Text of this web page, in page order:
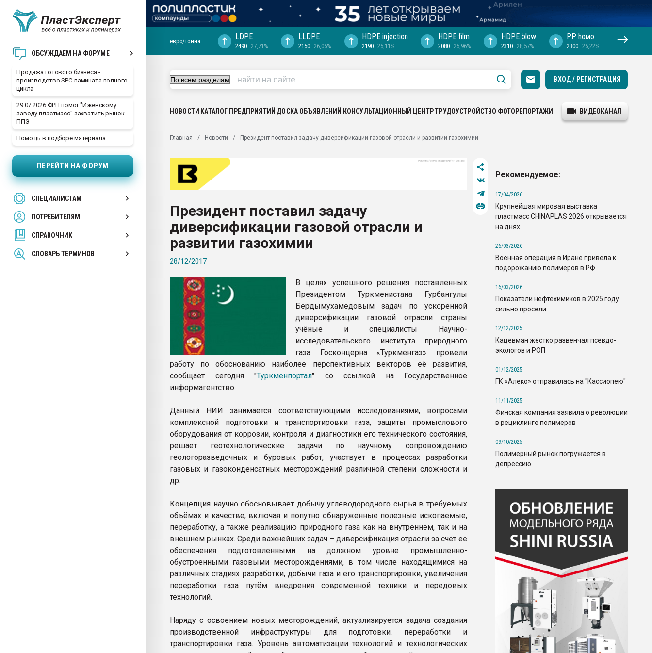
ОБСУЖДАЕМ НА ФОРУМЕ
Продажа готового бизнеса -
производство SPC ламината полного
цикла
29.07.2026 ФРП помог "Ижевскому
заводу пластмасс" захватить рынок
ППЭ
Помощь в подборе материала
ПЕРЕЙТИ НА ФОРУМ
СПЕЦИАЛИСТАМ
ПОТРЕБИТЕЛЯМ
СПРАВОЧНИК
СЛОВАРЬ ТЕРМИНОВ
28.07.2026 "Технониколь" довольна
Всё, что касается выдува ПЭТ
Материал поверхности пуансона для
Продам отходы Композиция
поликарбоната и АБС-пластика
Armaloy PC/ABS-1IM черный цвет
Профильная литература. Продажа,
покупка, обмен
ПЕРЕЙТИ НА ФОРУМ
евро/тонна LDPE
2490 27,71%
LLDPE
2150 26,05%
HDPE injection
2190 25,11%
HDPE film
2080 25,96%
HDPE blow
2310 28,57%
PP hомо
2300 25,22%
ВХОД / РЕГИСТРАЦИЯ
НОВОСТИ КАТАЛОГ ПРЕДПРИЯТИЙ ДОСКА ОБЪЯВЛЕНИЙ КОНСУЛЬТАЦИОННЫЙ ЦЕНТРТРУДОУСТРОЙСТВО ФОТОРЕПОРТАЖИ ВИДЕОКАНАЛ
Главная Новости Президент поставил задачу диверсификации газовой отрасли и развитии газохимии
Президент поставил задачу
диверсификации газовой отрасли и
развитии газохимии
28/12/2017
В целях успешного решения поставленных
Президентом Туркменистана Гурбангулы
Бердымухамедовым задач по ускоренной
диверсификации газовой отрасли страны
учёные и специалисты Научно-
исследовательского института природного
газа Госконцерна «Туркменгаз» провели
работу по обоснованию наиболее перспективных векторов её развития,
сообщает сегодня "Туркменпортал" со ссылкой на Государственное
информагентство.
Данный НИИ занимается соответствующими исследованиями, вопросами
комплексной подготовки и транспортировки газа, защиты промыслового
оборудования от коррозии, контроля и диагностики его технического состояния,
решает геотехнологические задачи по научному сопровождению
геологоразведочных и буровых работ, участвует в процессах разработки
газовых и газоконденсатных месторождений различной степени сложности и
др.
Концепция научно обосновывает добычу углеводородного сырья в требуемых
объёмах и качестве, включая и попутно обнаруженные полезные ископаемые,
переработку, а также реализацию природного газа как на внутреннем, так и на
внешнем рынках. Среди важнейших задач – диверсификация отрасли за счёт её
обеспечения подготовленными на должном уровне промышленно-
обустроенными газовыми месторождениями, в том числе находящимися на
различных стадиях разработки, добычи газа и его транспортировки, увеличения
переработки газа путём внедрения современной техники и передовых
технологий.
Наряду с освоением новых месторождений, актуализируется задача создания
производственной инфраструктуры для подготовки, переработки и
транспортировки газа. Уровень автоматизации технологий и технологических
Рекомендуемое:
17/04/2026
Крупнейшая мировая выставка
пластмасс CHINAPLAS 2026 открывается
на днях
26/03/2026
Военная операция в Иране привела к
подорожанию полимеров в РФ
16/03/2026
Показатели нефтехимиков в 2025 году
сильно просели
12/12/2025
Кацевман жестко развенчал псевдо-
экологов и РОП
01/12/2025
ГК «Алеко» отправилась на "Кассиопею"
11/11/2025
Финская компания заявила о революции
в рециклинге полимеров
09/10/2025
Полимерный рынок погружается в
депрессию